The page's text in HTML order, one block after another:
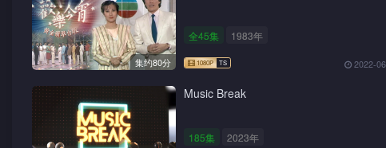
集约80分
全45集 1983年
2022-
Music Break
185集 2023年